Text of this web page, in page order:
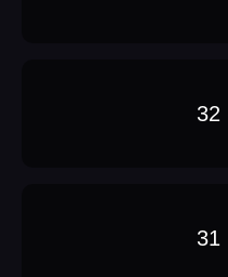
32
31